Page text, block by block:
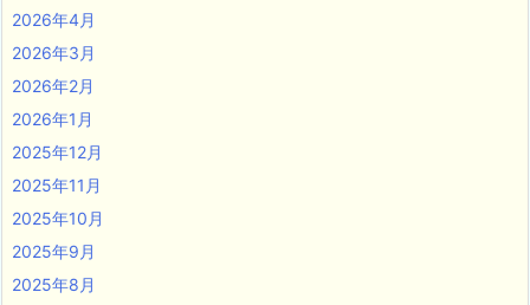
2026年4月
2026年3月
2026年2月
2026年1月
2025年12月
2025年11月
2025年10月
2025年9月
2025年8月